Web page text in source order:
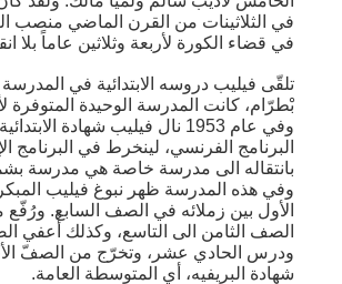
في الثلاثينات من القرن الماضي منصب
في قضاء الكورة لأربعة وثلاثين عاماً بلا
تلقّى فيليب دروسه الابتدائية في
بْطرّام، كانت المدرسة الوحيدة المتوفرة
وفي عام 1953 نال فيليب شهادة
البرنامج الفرنسي، لينخرط في البرنامج
بانتقاله الى مدرسة خاصة هي مدرسة
وفي هذه المدرسة ظهر نبوغ فيليب
الأول بين زملائه في الصف السابع.
الصف الثامن الى التاسع، وكذلك أُعفي
ودرس الحادي عشر، وتخرّج من الصفّ
شهادة البريفيه، أي المتوسطة العامة.